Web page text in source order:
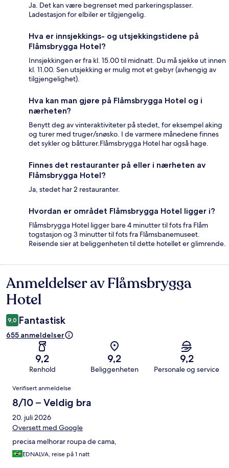
Ja. Det kan være begrenset med parkeringsplasser.
Ladestasjon for elbiler er tilgjengelig.
Hva er innsjekkings- og utsjekkingstidene på
Flåmsbrygga Hotel?
Innsjekkingen er fra kl. 15.00 til midnatt. Du må sjekke ut innen
kl. 11.00. Sen utsjekking er mulig mot et gebyr (avhengig av
tilgjengelighet).
Hva kan man gjøre på Flåmsbrygga Hotel og i
nærheten?
Benytt deg av vinteraktiviteter på stedet, for eksempel aking
og turer med truger/snøsko. I de varmere månedene finnes
det sykler og båtturer.Flåmsbrygga Hotel har også hage.
Finnes det restauranter på eller i nærheten av
Flåmsbrygga Hotel?
Ja, stedet har 2 restauranter.
Hvordan er området Flåmsbrygga Hotel ligger i?
Flåmsbrygga Hotel ligger bare 4 minutter til fots fra Flåm
togstasjon og 3 minutter til fots fra Flåmsbanemuseet.
Reisende sier at beliggenheten til dette hotellet er glimrende.
Anmeldelser
Anmeldelser av Flåmsbrygga
Hotel
9,0 Fantastisk
655 anmeldelser
9,2
Renhold
9,2
Beliggenheten
9,2
Personale og service
Anmeldelser
Verifisert anmeldelse
8/10 – Veldig bra
20. juli 2026
Oversett med Google
precisa melhorar roupa de cama,
EDNALVA, reise på 1 natt